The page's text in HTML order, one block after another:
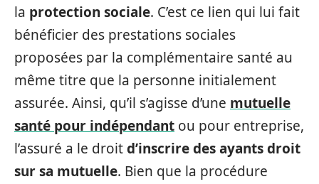
la protection sociale. C’est ce lien qui lui fait
bénéficier des prestations sociales
proposées par la complémentaire santé au
même titre que la personne initialement
assurée. Ainsi, qu’il s’agisse d’une mutuelle
santé pour indépendant ou pour entreprise,
l’assuré a le droitd’inscrire des ayants droit
sur sa mutuelle. Bien que la procédure